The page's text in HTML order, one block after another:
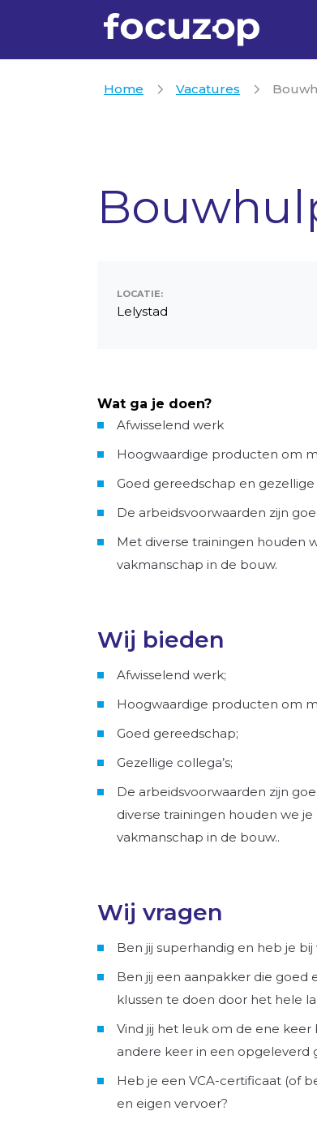
Home Vacatures
LOCATIE:
Lelystad
Wat ga je doen?
Afwisselend werk
Hoogwaardige producten om
Goed gereedschap en gezellige
De arbeidsvoorwaarden zijn
Met diverse trainingen houden
vakmanschap in de bouw.
Wij bieden
Afwisselend werk;
Hoogwaardige producten om
Goed gereedschap;
Gezellige collega’s;
De arbeidsvoorwaarden zijn
diverse trainingen houden we
vakmanschap in de bouw..
Wij vragen
Ben jij superhandig en heb je
Ben jij een aanpakker die goed
klussen te doen door het hele
Vind jij het leuk om de ene
andere keer in een opgeleverd
Heb je een VCA-certificaat (of
en eigen vervoer?